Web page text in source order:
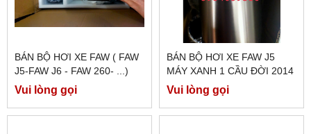
BÁN BỘ HƠI XE FAW ( FAW
J5-FAW J6 - FAW 260- ...)
.HÀNG CHÍNH HÃNG FAW
Vui lòng gọi
BÁN BỘ HƠI XE FAW J5
MÁY XANH 1 CẦU ĐỜI 2014
Vui lòng gọi